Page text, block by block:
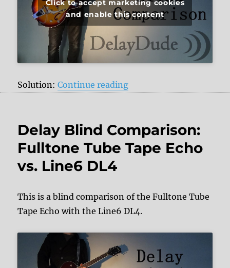
Click to accept marketing cookies
and enable this content
Solution:Continue reading“Digital Delay Blind
Delay Blind Comparison:
Fulltone Tube Tape Echo
vs. Line6 DL4
This is a blind comparison of the Fulltone Tube
Tape Echo with the Line6 DL4.